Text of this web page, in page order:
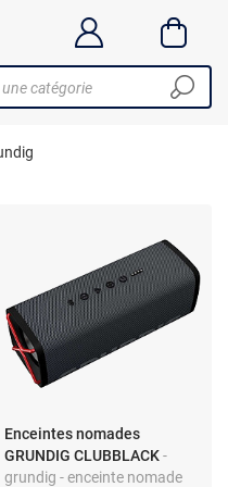
Enceintes nomades
GRUNDIG CLUBBLACK -
grundig - enceinte nomade